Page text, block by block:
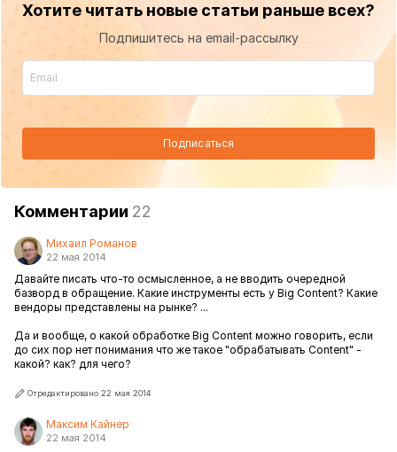
Хотите читать новые статьи раньше всех?
Подпишитесь на email-рассылку
Подписаться
Комментарии 22
Михаил Романов
22 мая 2014
Давайте писать что-то осмысленное, а не вводить очередной
базворд в обращение. Какие инструменты есть у Big Content? Какие
вендоры представлены на рынке? ...
Да и вообще, о какой обработке Big Content можно говорить, если
до сих пор нет понимания что же такое "обрабатывать Content" -
какой? как? для чего?
Отредактировано 22 мая 2014
Максим Кайнер
22 мая 2014